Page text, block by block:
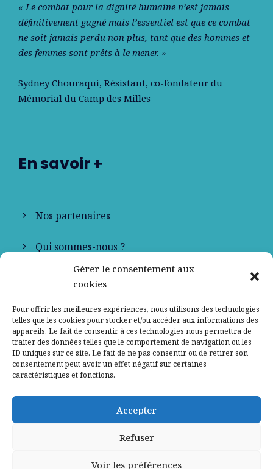
Gérer le consentement aux
cookies
Pour offrir les meilleures expériences, nous utilisons des technologies
telles que les cookies pour stocker et/ou accéder aux informations des
appareils. Le fait de consentir à ces technologies nous permettra de
traiter des données telles que le comportement de navigation ou les
ID uniques sur ce site. Le fait de ne pas consentir ou de retirer son
consentement peut avoir un effet négatif sur certaines
caractéristiques et fonctions.
Accepter
Refuser
Voir les préférences
« Le combat pour la dignité humaine n’est jamais
déﬁnitivement gagné mais l’essentiel est que ce combat
ne soit jamais perdu non plus, tant que des hommes et
des femmes sont prêts à le mener. »
Sydney Chouraqui, Résistant, co-fondateur du
Mémorial du Camp des Milles
En savoir +
Nos partenaires
Qui sommes-nous ?
Contactez-nous
Mentions légales
Politique de confidentialité